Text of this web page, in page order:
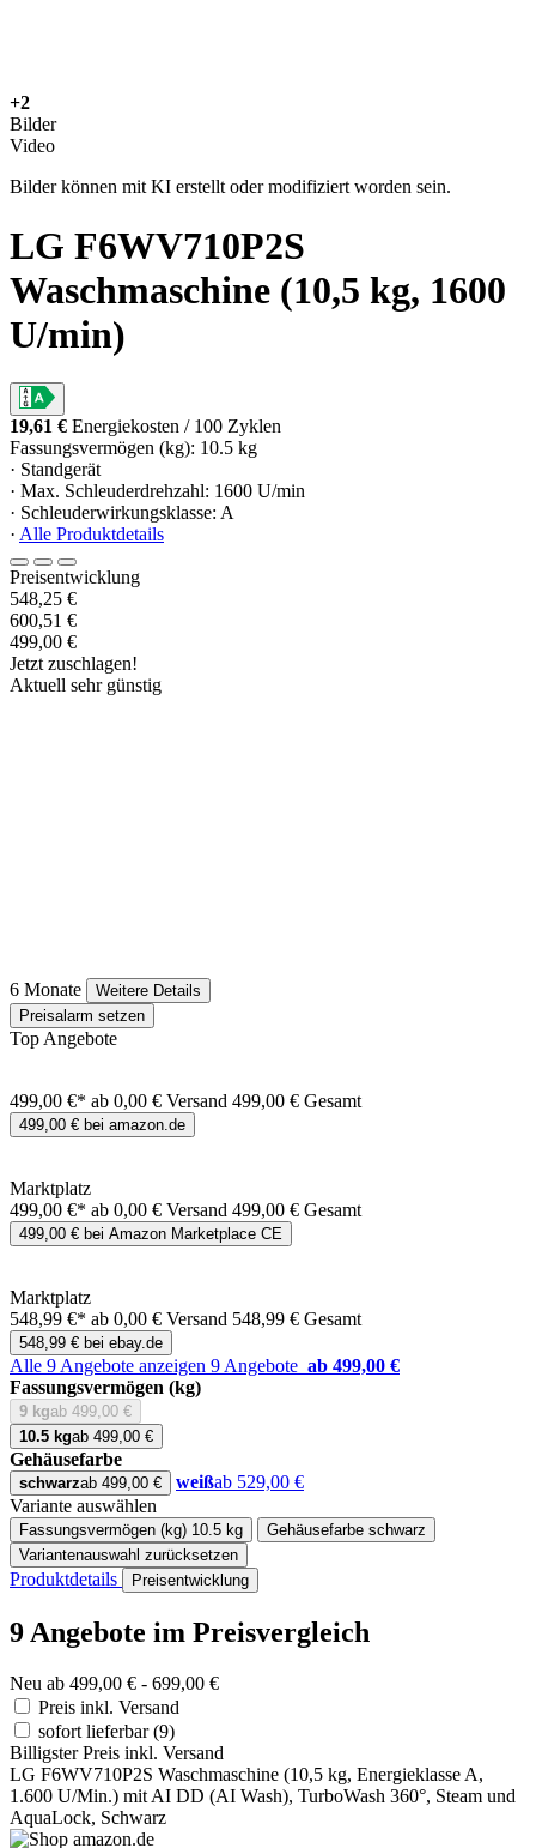
+2
Bilder
Video
Bilder können mit KI erstellt oder modifiziert worden sein.
LG F6WV710P2S
Waschmaschine (10,5 kg, 1600
U/min)
19,61 € Energiekosten / 100 Zyklen
Fassungsvermögen (kg): 10.5 kg
· Standgerät
· Max. Schleuderdrehzahl: 1600 U/min
· Schleuderwirkungsklasse: A
· Alle Produktdetails
Preisentwicklung
548,25 €
600,51 €
499,00 €
Jetzt zuschlagen!
Aktuell sehr günstig
6 Monate
Weitere Details
Preisalarm setzen
Top Angebote
499,00 €* ab 0,00 € Versand 499,00 € Gesamt
499,00 € bei amazon.de
Marktplatz
499,00 €* ab 0,00 € Versand 499,00 € Gesamt
499,00 € bei Amazon Marketplace CE
Marktplatz
548,99 €* ab 0,00 € Versand 548,99 € Gesamt
548,99 € bei ebay.de
Alle 9 Angebote anzeigen 9 Angebote ab 499,00 €
Fassungsvermögen (kg)
9 kgab 499,00 €
10.5 kgab 499,00 €
Gehäusefarbe
schwarzab 499,00 € weißab 529,00 €
Variante auswählen
Fassungsvermögen (kg) 10.5 kg Gehäusefarbe schwarz
Variantenauswahl zurücksetzen
Produktdetails Preisentwicklung
9 Angebote im Preisvergleich
Neu ab 499,00 € - 699,00 €
Preis inkl. Versand
sofort lieferbar(9)
Billigster Preis inkl. Versand
LG F6WV710P2S Waschmaschine (10,5 kg, Energieklasse A,
1.600 U/Min.) mit AI DD (AI Wash), TurboWash 360°, Steam und
AquaLock, Schwarz